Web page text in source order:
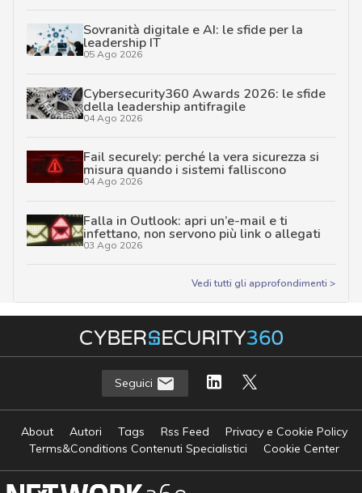
Sovranità digitale e AI: le sfide per la
leadership IT
05 Ago 2026
Cybersecurity360 Awards 2026: le sfide
della leadership antifragile
04 Ago 2026
Fail securely: perché la vera sicurezza si
misura quando i sistemi falliscono
04 Ago 2026
Falla in Outlook: apri un’e-mail e ti
infettano, non servono più link o allegati
03 Ago 2026
Vedi tutti gli approfondimenti >
Seguici
About Autori Tags Rss Feed
Privacy e Cookie Policy
Terms&Conditions Contenuti Specialistici
Cookie Center